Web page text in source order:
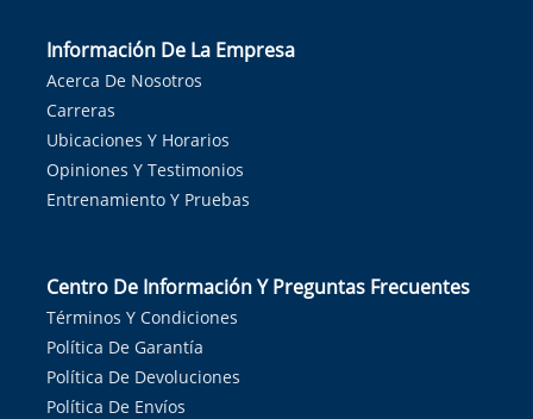
Información De La Empresa
Acerca De Nosotros
Carreras
Ubicaciones Y Horarios
Opiniones Y Testimonios
Entrenamiento Y Pruebas
Centro De Información Y Preguntas Frecuentes
Términos Y Condiciones
Política De Garantía
Política De Devoluciones
Política De Envíos